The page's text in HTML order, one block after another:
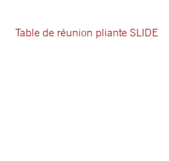
Table de réunion pliante SLIDE